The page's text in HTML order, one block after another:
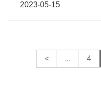
2023-05-15
< ... 4